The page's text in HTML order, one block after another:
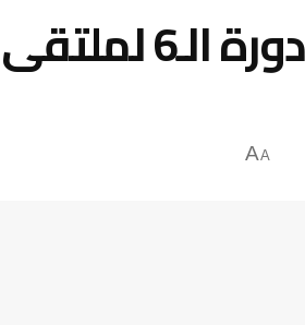
جهة الشرق تستضيف الدورة الـ6 لملتقى
A
A